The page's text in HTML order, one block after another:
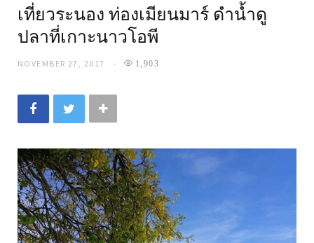
s
เที่ยวระนอง ท่องเมียนมาร์ ดำน้ำดู
ปลาที่เกาะนาวโอพี
NOVEMBER 27, 2017 1,903